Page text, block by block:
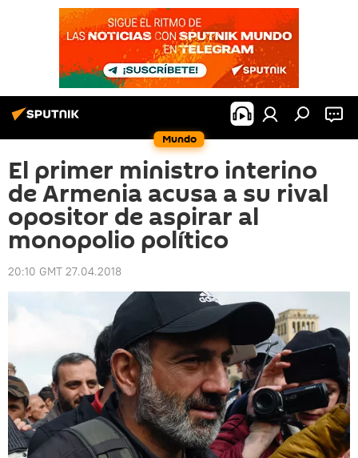
Mundo
El primer ministro interino
de Armenia acusa a su rival
opositor de aspirar al
monopolio político
20:10 GMT 27.04.2018